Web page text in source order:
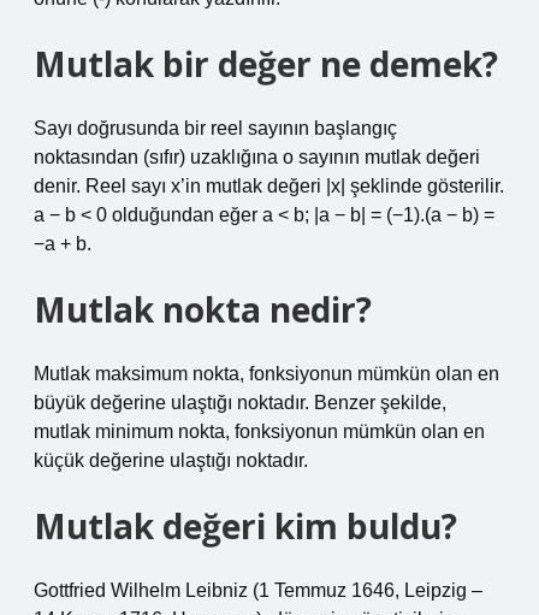
Mutlak bir değer ne demek?
Sayı doğrusunda bir reel sayının başlangıç ​​
noktasından (sıfır) uzaklığına o sayının mutlak değeri
denir. Reel sayı x’in mutlak değeri |x| şeklinde gösterilir.
a − b < 0 olduğundan eğer a < b; |a − b| = (−1).(a − b) =
−a + b.
Mutlak nokta nedir?
Mutlak maksimum nokta, fonksiyonun mümkün olan en
büyük değerine ulaştığı noktadır. Benzer şekilde,
mutlak minimum nokta, fonksiyonun mümkün olan en
küçük değerine ulaştığı noktadır.
Mutlak değeri kim buldu?
Gottfried Wilhelm Leibniz (1 Temmuz 1646, Leipzig –